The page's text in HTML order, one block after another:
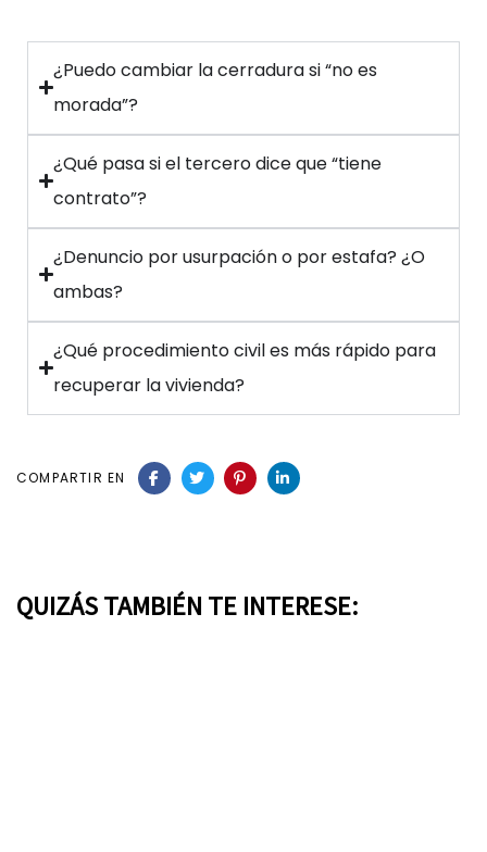
¿Puedo cambiar la cerradura si “no es
morada”?
¿Qué pasa si el tercero dice que “tiene
contrato”?
¿Denuncio por usurpación o por estafa? ¿O
ambas?
¿Qué procedimiento civil es más rápido para
recuperar la vivienda?
COMPARTIR EN
QUIZÁS TAMBIÉN TE INTERESE: